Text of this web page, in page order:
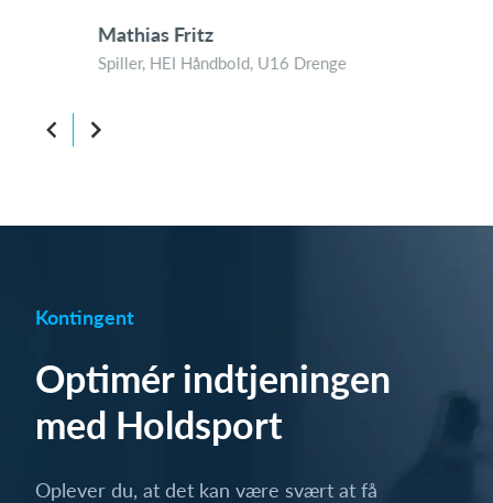
Mathias Fritz
Spiller, HEI Håndbold, U16 Drenge
Kontingent
Optimér indtjeningen
med Holdsport
Oplever du, at det kan være svært at få